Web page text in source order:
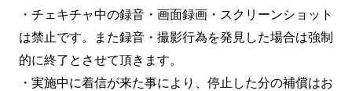
・チェキチャ中の録音・画面録画・スクリーンショット
は禁止です。また録音・撮影行為を発見した場合は強制
的に終了とさせて頂きます。
・実施中に着信が来た事により、停止した分の補償はお